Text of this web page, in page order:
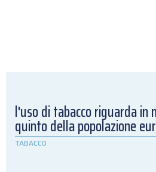
l'uso di tabacco riguarda in
quinto della popolazione
TABACCO